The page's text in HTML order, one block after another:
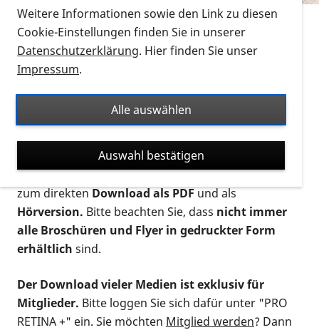
Thema Infomaterial auf der PRO RETINA-Website
für blinde und sehbehinderte Menschen an.
Auf dieser Seite finden Sie sämtliches Infomaterial
Ort. Nutzen Sie den Formatfilter, um ausschließlich
nach Flyern und Broschüren, Audios oder Videos zu
suchen. Die meisten Flyer und Broschüren werden in
verschiedenen Formaten angeboten: zur
postalischen Bestellung als gedruckte Variante
zum direktenDownload als PDFund als
Hörversion. Bitte beachten Sie, dass nicht immer
alle Broschüren und Flyer in gedruckter Form
erhältlich sind.
Der Download vieler Medien ist exklusiv für
Mitglieder. Bitte loggen Sie sich dafür unter "PRO
RETINA +" ein. Sie möchten Mitglied werden? Dann
Weitere Informationen sowie den Link zu diesen
Cookie-Einstellungen finden Sie in unserer
Datenschutzerklärung. Hier finden Sie unser
Impressum.
Alle auswählen
Auswahl bestätigen